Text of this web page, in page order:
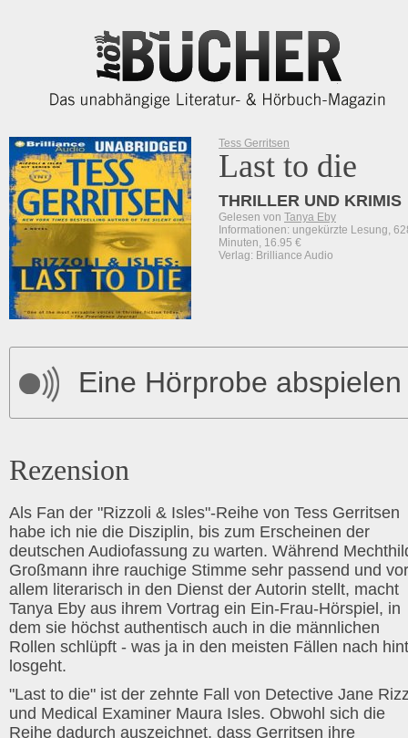
Tess Gerritsen
Last to die
THRILLER UND KRIMIS
Gelesen von Tanya Eby
Informationen: ungekürzte Lesung,
Minuten, 16.95 €
Verlag: Brilliance Audio
Eine Hörprobe abspielen
Rezension
Als Fan der "Rizzoli & Isles"-Reihe von Tess Gerritsen
habe ich nie die Disziplin, bis zum Erscheinen der
deutschen Audiofassung zu warten. Während
Großmann ihre rauchige Stimme sehr passend und vor
allem literarisch in den Dienst der Autorin stellt, macht
Tanya Eby aus ihrem Vortrag ein Ein-Frau-Hörspiel, in
dem sie höchst authentisch auch in die männlichen
Rollen schlüpft - was ja in den meisten Fällen nach
losgeht.
"Last to die" ist der zehnte Fall von Detective Jane
und Medical Examiner Maura Isles. Obwohl sich die
Reihe dadurch auszeichnet, dass Gerritsen ihre